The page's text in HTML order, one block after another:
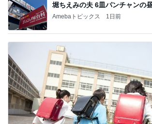
堀ちえみの夫 6皿パンチャンの
Amebaトピックス 1日前